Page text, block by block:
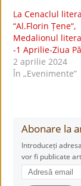
La Cenaclul
“Al.Florin Țene“,
Medalionul
-1 Aprilie-Ziua
2 aprilie 2024
În „Evenimente”
Abonare la
Introduceți
vor fi publicate
Adresă
email